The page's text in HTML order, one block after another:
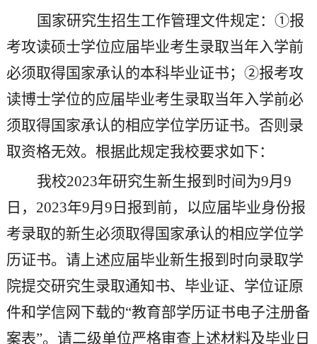
国家研究生招生工作管理文件规定： ①报
考攻读硕士学位应届毕业考生录取当年入学前
必须取得国家承认的本科毕业证书；②报考攻
读博士学位的应届毕业考生录取当年入学前必
须取得国家承认的相应学位学历证书。否则录
取资格无效。根据此规定我校要求如下：
我校2023年研究生新生报到时间为9月 9
日， 2023年9月 9 日报到前，以应届毕业身份报
考录取的新生必须取得国家承认的相应学位学
历证书。请上述应届毕业新生报到时向录取学
院提交研究生录取通知书、毕业证、学位证原
件和学信网下载的“教育部学历证书电子注册备
案表”。请二级单位严格审查上述材料及毕业日